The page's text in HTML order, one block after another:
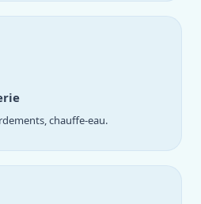
chauffe-eau.